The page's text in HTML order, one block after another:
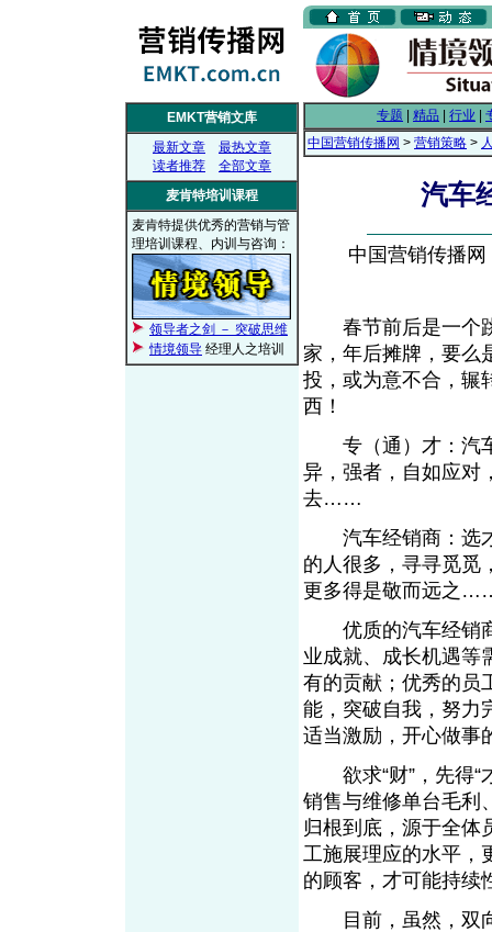
EMKT营销文库
最新文章
最热文章
读者推荐
全部文章
麦肯特培训课程
麦肯特提供优秀的营销与管
理培训课程、内训与咨询：
领导者之剑 － 突破思维
情境领导 经理人之培训
专题 精品 行业
中国营销传播网 > 营销策略 >
汽车
中国营销传播
春节前后是一个跳
家，年后摊牌，要么
投，或为意不合，辗
西！
专（通）才：汽车
异，强者，自如应对
去……
汽车经销商：选才
的人很多，寻寻觅觅
更多得是敬而远之
优质的汽车经销商
业成就、成长机遇等
有的贡献；优秀的员
能，突破自我，努力
适当激励，开心做事
欲求“财”，先得“
销售与维修单台毛利
归根到底，源于全体
工施展理应的水平，
的顾客，才可能持续
目前，虽然，双向